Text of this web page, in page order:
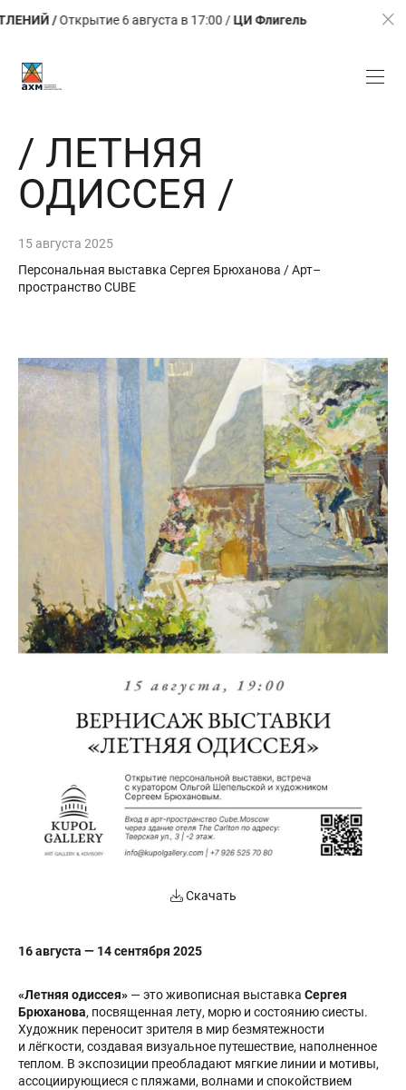
/Открытие 6 августа в 17:00 /ЦИ Флигель ЛЕТО.
/ ЛЕТНЯЯ
ОДИССЕЯ /
15 августа 2025
Персональная выставка Сергея Брюханова / Арт–
пространство CUBE
Скачать
16 августа — 14 сентября 2025
«Летняя одиссея» — это живописная выставка Сергея
Брюханова, посвященная лету, морю и состоянию сиесты.
Художник переносит зрителя в мир безмятежности
и лёгкости, создавая визуальное путешествие, наполненное
теплом. В экспозиции преобладают мягкие линии и мотивы,
ассоциирующиеся с пляжами, волнами и спокойствием